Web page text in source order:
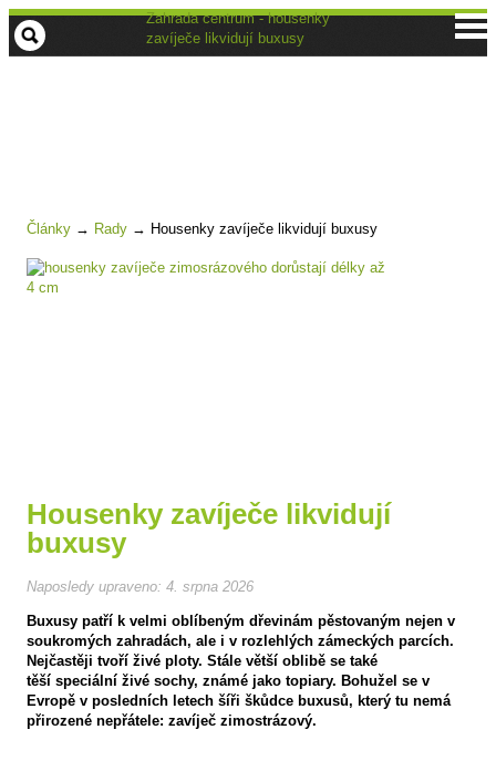
Zahrada centrum - housenky
zavíječe likvidují buxusy
Články → Rady → Housenky zavíječe likvidují buxusy
Housenky zavíječe likvidují
buxusy
Naposledy upraveno: 4. srpna 2026
Buxusy patří k velmi oblíbeným dřevinám pěstovaným nejen v
soukromých zahradách, ale i v rozlehlých zámeckých parcích.
Nejčastěji tvoří živé ploty. Stále větší oblibě se také
těší speciální živé sochy, známé jako topiary. Bohužel se v
Evropě v posledních letech šíři škůdce buxusů, který tu nemá
přirozené nepřátele: zavíječ zimostrázový.